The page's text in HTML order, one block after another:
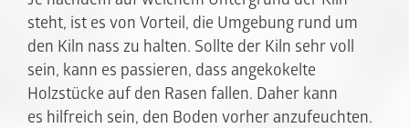
steht, ist es von Vorteil, die Umgebung rund um
den Kiln nass zu halten. Sollte der Kiln sehr voll
sein, kann es passieren, dass angekokelte
Holzstücke auf den Rasen fallen. Daher kann
es hilfreich sein, den Boden vorher anzufeuchten.